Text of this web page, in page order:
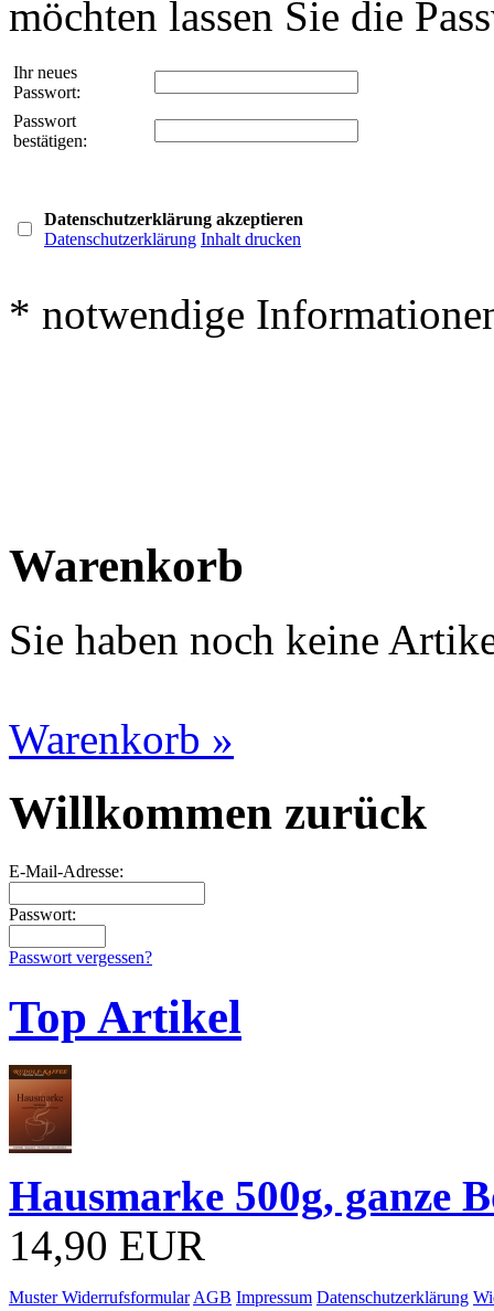
möchten lassen Sie die
Ihr neues
Passwort:
Passwort
bestätigen:
Datenschutzerklärung akzeptieren
Datenschutzerklärung Inhalt drucken
* notwendige
Warenkorb
Sie haben noch keine
Warenkorb »
Willkommen zurück
E-Mail-Adresse:
Passwort:
Passwort vergessen?
Top Artikel
Hausmarke 500g, ganze
14,90 EUR
Muster WiderrufsformularAGB Impressum Datenschutzerklärung